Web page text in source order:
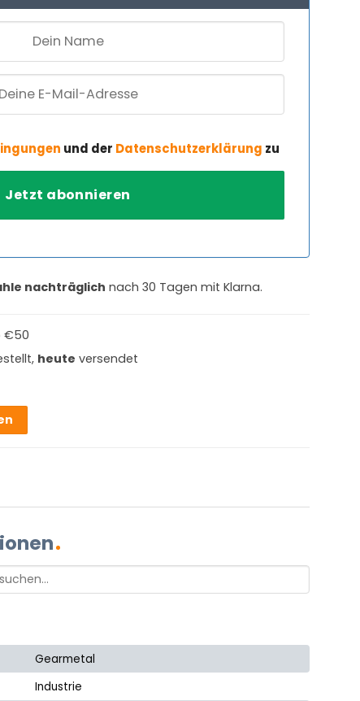
und der Datenschutzerklärung zu
nachträglich nach 30 Tagen mit Klarna.
heute versendet
Gearmetal
Industrie